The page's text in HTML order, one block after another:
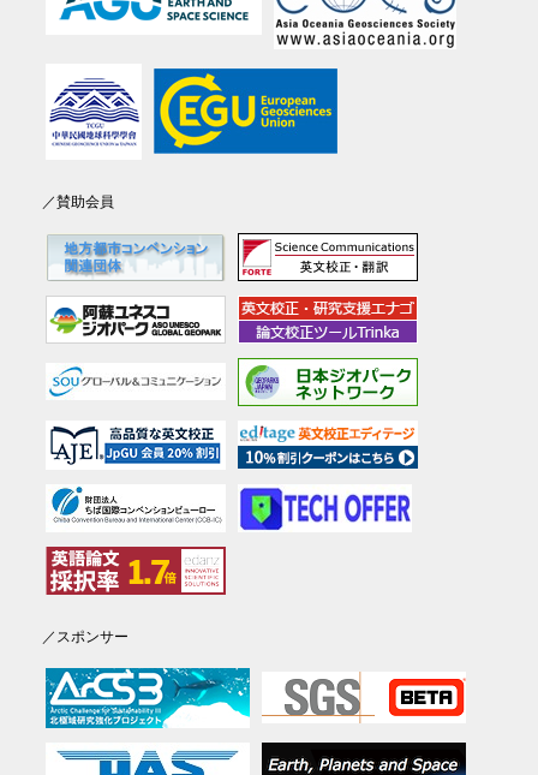
／賛助会員
／スポンサー